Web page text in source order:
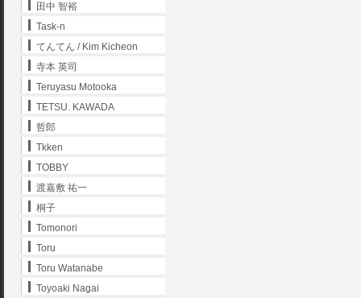
田中 智裕
Task-n
てんてん / Kim Kicheon
寺本 英司
Teruyasu Motooka
TETSU. KAWADA
哲郎
Tkken
TOBBY
渡嘉敷 祐一
桐子
Tomonori
Toru
Toru Watanabe
Toyoaki Nagai